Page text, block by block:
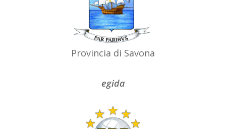
Provincia di Savona
egida